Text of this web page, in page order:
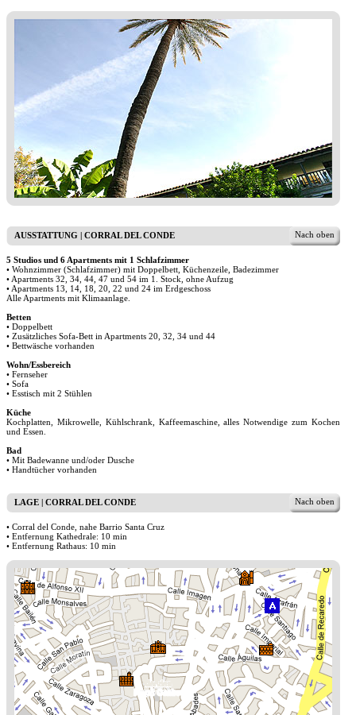
Nach oben
AUSSTATTUNG | CORRAL DEL CONDE
5 Studios und 6 Apartments mit 1 Schlafzimmer
• Wohnzimmer (Schlafzimmer) mit Doppelbett, Küchenzeile, Badezimmer
• Apartments 32, 34, 44, 47 und 54 im 1. Stock, ohne Aufzug
• Apartments 13, 14, 18, 20, 22 und 24 im Erdgeschoss
Alle Apartments mit Klimaanlage.
Betten
• Doppelbett
• Zusätzliches Sofa-Bett in Apartments 20, 32, 34 und 44
• Bettwäsche vorhanden
Wohn/Essbereich
• Fernseher
• Sofa
• Esstisch mit 2 Stühlen
Küche
Kochplatten, Mikrowelle, Kühlschrank, Kaffeemaschine, alles Notwendige zum Kochen
und Essen.
Bad
• Mit Badewanne und/oder Dusche
• Handtücher vorhanden
Nach oben
LAGE | CORRAL DEL CONDE
• Corral del Conde, nahe Barrio Santa Cruz
• Entfernung Kathedrale: 10 min
• Entfernung Rathaus: 10 min